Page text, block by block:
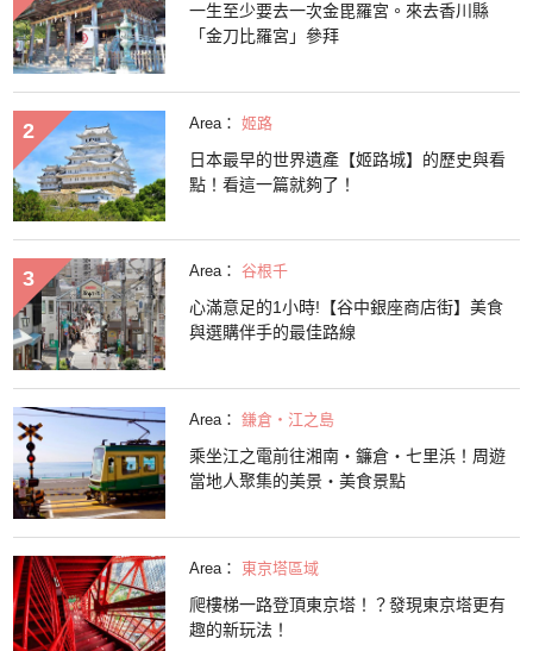
一生至少要去一次金毘羅宮。來去香川縣
「金刀比羅宮」參拜
Area： 姬路
日本最早的世界遺產【姬路城】的歷史與看
點！看這一篇就夠了！
Area： 谷根千
心滿意足的1小時!【谷中銀座商店街】美食
與選購伴手的最佳路線
Area： 鎌倉・江之島
乘坐江之電前往湘南・鐮倉・七里浜！周遊
當地人聚集的美景・美食景點
Area： 東京塔區域
爬樓梯一路登頂東京塔！？發現東京塔更有
趣的新玩法！